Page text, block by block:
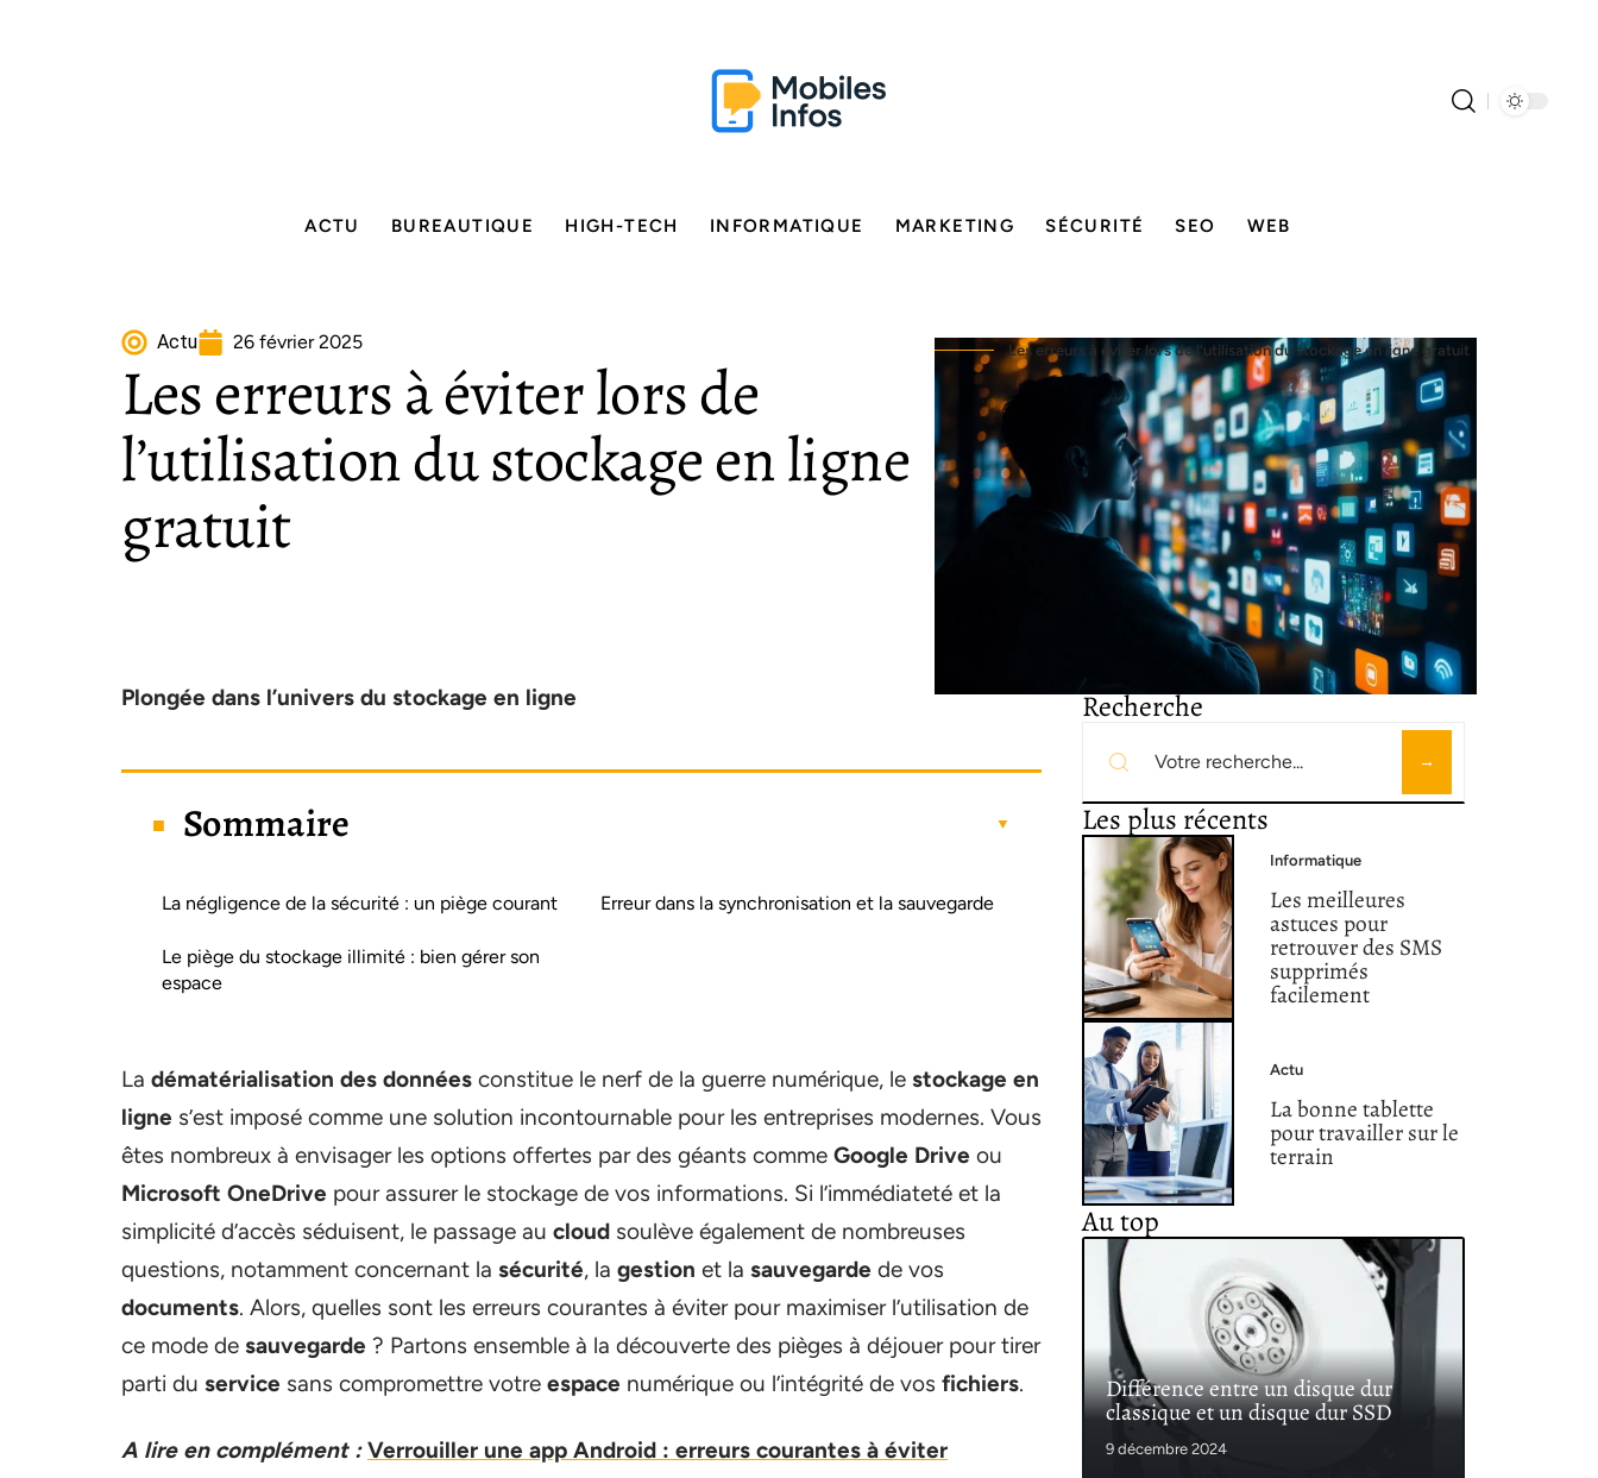
ACTU BUREAUTIQUE HIGH-TECH INFORMATIQUE MARKETING SÉCURITÉ SEO WEB
Actu 26 février 2025
Les erreurs à éviter lors de
l’utilisation du stockage en ligne
gratuit
Les erreurs à éviter lors de l'utilisation du stockage en ligne gratuit
Plongée dans l’univers du stockage en ligne
Sommaire
La négligence de la sécurité : un piège courant
Le piège du stockage illimité : bien gérer son
espace
Erreur dans la synchronisation et la sauvegarde
La dématérialisation des données constitue le nerf de la guerre numérique, le stockage en
ligne s’est imposé comme une solution incontournable pour les entreprises modernes. Vous
êtes nombreux à envisager les options offertes par des géants comme Google Drive ou
Microsoft OneDrive pour assurer le stockage de vos informations. Si l’immédiateté et la
simplicité d’accès séduisent, le passage au cloud soulève également de nombreuses
questions, notamment concernant la sécurité, la gestion et la sauvegarde de vos
documents. Alors, quelles sont les erreurs courantes à éviter pour maximiser l’utilisation de
ce mode de sauvegarde ? Partons ensemble à la découverte des pièges à déjouer pour tirer
parti du service sans compromettre votre espace numérique ou l’intégrité de vos fichiers.
A lire en complément : Verrouiller une app Android : erreurs courantes à éviter
Recherche
Les plus récents
Informatique
Les meilleures
astuces pour
retrouver des SMS
supprimés
facilement
Actu
La bonne tablette
pour travailler sur le
terrain
Au top
Différence entre un disque dur
classique et un disque dur SSD
9 décembre 2024